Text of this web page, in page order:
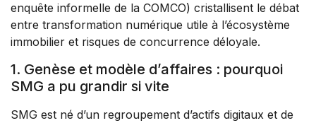
enquête informelle de la COMCO) cristallisent le débat
entre transformation numérique utile à l’écosystème
immobilier et risques de concurrence déloyale.
1. Genèse et modèle d’affaires : pourquoi
SMG a pu grandir si vite
SMG est né d’un regroupement d’actifs digitaux et de